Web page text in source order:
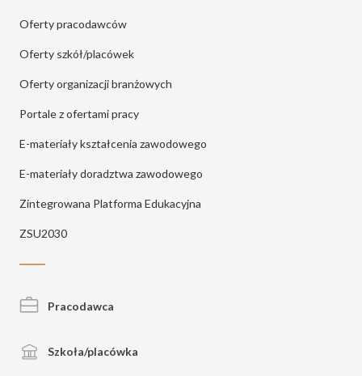
Oferty pracodawców
Oferty szkół/placówek
Oferty organizacji branżowych
Portale z ofertami pracy
E-materiały kształcenia zawodowego
E-materiały doradztwa zawodowego
Zintegrowana Platforma Edukacyjna
ZSU2030
Pracodawca
Szkoła/placówka